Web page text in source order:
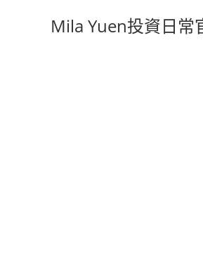
Mila Yuen投資日常